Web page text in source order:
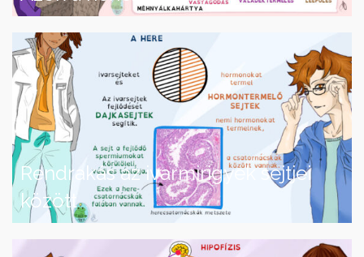
Rendrakás az ivarmirigyek sejtjei
között